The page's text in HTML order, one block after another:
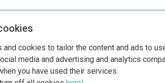
cookies to tailor the content and ads to
media and advertising and analytics
you have used their services.